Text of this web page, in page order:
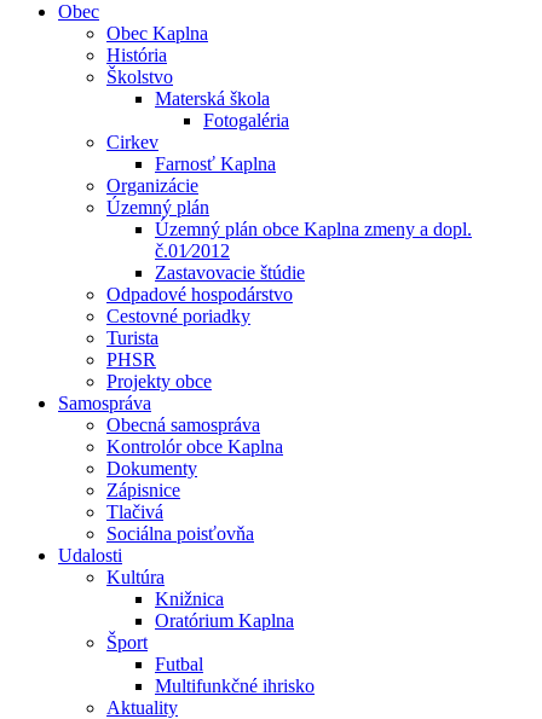
Obec
Obec Kaplna
História
Školstvo
Materská škola
Fotogaléria
Cirkev
Farnosť Kaplna
Organizácie
Územný plán
Územný plán obce Kaplna zmeny a dopl.
č.01⁄2012
Zastavovacie štúdie
Odpadové hospodárstvo
Cestovné poriadky
Turista
PHSR
Projekty obce
Samospráva
Obecná samospráva
Kontrolór obce Kaplna
Dokumenty
Zápisnice
Tlačivá
Sociálna poisťovňa
Udalosti
Kultúra
Knižnica
Oratórium Kaplna
Šport
Futbal
Multifunkčné ihrisko
Aktuality